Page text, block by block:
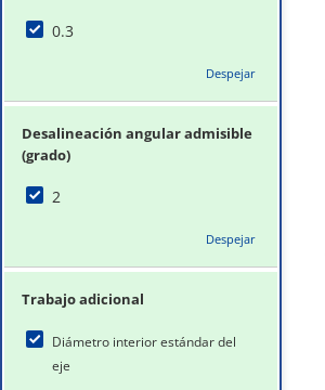
0.3
Despejar
Desalineación angular admisible
(grado)
2
Despejar
Trabajo adicional
Diámetro interior estándar del
eje